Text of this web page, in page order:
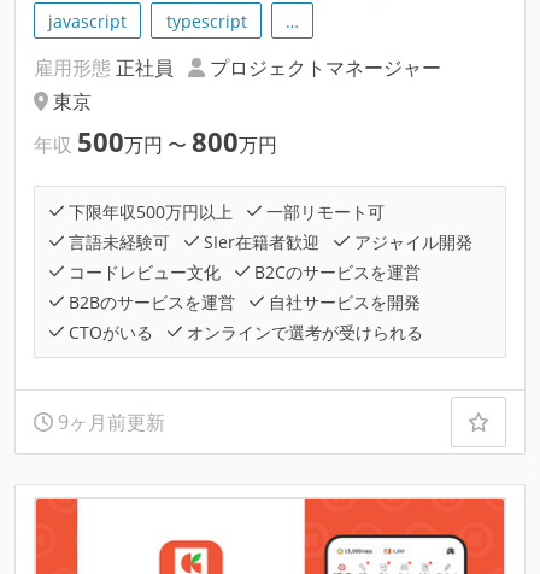
javascript
typescript …
雇用形態 正社員
プロジェクトマネージャー
東京
年収 500万円 〜 800万円
下限年収500万円以上
一部リモート可
言語未経験可
SIer在籍者歓迎
アジャイル開発
コードレビュー文化
B2Cのサービスを運営
B2Bのサービスを運営
自社サービスを開発
CTOがいる
オンラインで選考が受けられる
9ヶ月前更新